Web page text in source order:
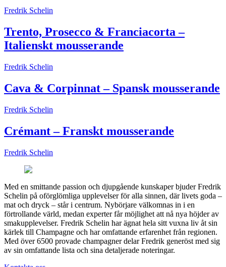
Fredrik Schelin
Trento, Prosecco & Franciacorta –
Italienskt mousserande
Fredrik Schelin
Cava & Corpinnat – Spansk mousserande
Fredrik Schelin
Crémant – Franskt mousserande
Fredrik Schelin
Med en smittande passion och djupgående kunskaper bjuder Fredrik
Schelin på oförglömliga upplevelser för alla sinnen, där livets goda –
mat och dryck – står i centrum. Nybörjare välkomnas in i en
förtrollande värld, medan experter får möjlighet att nå nya höjder av
smakupplevelser. Fredrik Schelin har ägnat hela sitt vuxna liv åt sin
kärlek till Champagne och har omfattande erfarenhet från regionen.
Med över 6500 provade champagner delar Fredrik generöst med sig
av sin omfattande lista och sina detaljerade noteringar.